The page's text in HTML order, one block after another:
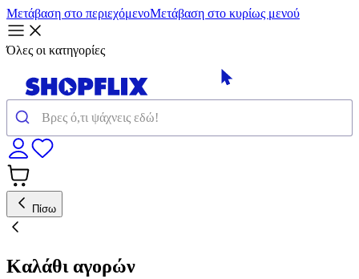
Μετάβαση στο περιεχόμενοΜετάβαση στο κυρίως μενού
Όλες οι κατηγορίες
Πίσω
Καλάθι αγορών